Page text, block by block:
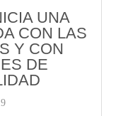
UNA
CON LAS
Y CON
DE